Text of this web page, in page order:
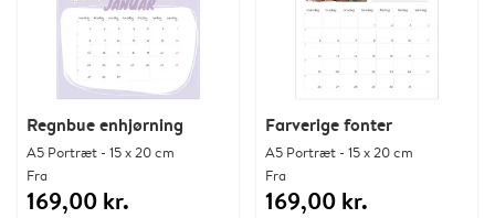
Regnbue enhjørning
A5 Portræt - 15 x 20 cm
Fra
169,00 kr.
Farverige fonter
A5 Portræt - 15 x 20 cm
Fra
169,00 kr.